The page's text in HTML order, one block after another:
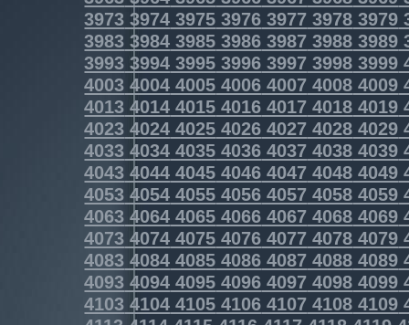
3973 3974 3975 3976 3977 3978 3979
3983 3984 3985 3986 3987 3988 3989
3993 3994 3995 3996 3997 3998 3999
4003 4004 4005 4006 4007 4008 4009
4013 4014 4015 4016 4017 4018 4019
4023 4024 4025 4026 4027 4028 4029
4033 4034 4035 4036 4037 4038 4039
4043 4044 4045 4046 4047 4048 4049
4053 4054 4055 4056 4057 4058 4059
4063 4064 4065 4066 4067 4068 4069
4073 4074 4075 4076 4077 4078 4079
4083 4084 4085 4086 4087 4088 4089
4093 4094 4095 4096 4097 4098 4099
4103 4104 4105 4106 4107 4108 4109